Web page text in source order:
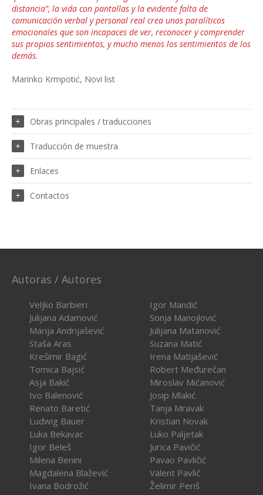
distancia”, la vida con pantallas y la evidente falta de
comunicación verbal y personal real crea unos paralíticos
emocionales que son incapaces de ver, reconocer y comprender
sus propios sentimientos, y mucho menos los sentimientos de los
demás.
Marinko Krmpotić, Novi list
Obras principales / traducciones
Traducción de muestra
Enlaces
Contactos
Autoras / Autores
Veljko Barbieri
Julijana Adamović
Marija Andrijašević
Staša Aras
Krešimir Bagić
Tomica Bajsić
Asja Bakić
Ivo Balenović
Renato Baretić
Ludwig Bauer
Luka Bekavac
Igor Beleš
Milena Benini
Magdalena Blažević
Ivana Bodrožić
Igor Mandić
Sonja Manojlović
Julijana Matanović
Suzana Matić
Irena Matijašević
Robert Međurečan
Miroslav Mićanović
Josip Mlakić
Tanja Mravak
Kristian Novak
Luko Paljetak
Jurica Pavičić
Pavao Pavličić
Valent Pavlić
Želimir Periš